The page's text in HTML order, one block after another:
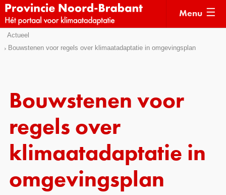
Sla
links
naar
het
Direct
naar
de
inhoud
Menu
Actueel
Bouwstenen voor regels over klimaatadaptatie in omgevingsplan
Bouwstenen voor
regels over
klimaatadaptatie in
omgevingsplan
Kennisdossiers
Hulpmiddelen
Voorbeelden
Subsidies
Monitoring